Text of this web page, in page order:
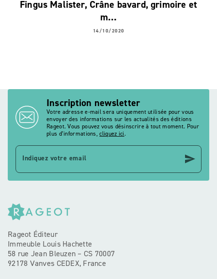
Fingus Malister, Crâne bavard, grimoire et
m…
14/10/2020
Inscription newsletter
Votre adresse e-mail sera uniquement utilisée pour vous
envoyer des informations sur les actualités des éditions
Rageot. Vous pouvez vous désinscrire à tout moment. Pour
plus d’informations,cliquez ici.
Indiquez votre email send
Rageot Éditeur
Immeuble Louis Hachette
58 rue Jean Bleuzen – CS 70007
92178 Vanves CEDEX, France